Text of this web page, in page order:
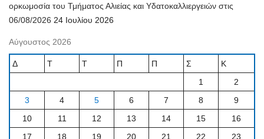
ορκωμοσία του Τμήματος Αλιείας και Υδατοκαλλιεργειών στις
06/08/2026 24 Ιουλίου 2026
Αύγουστος 2026
Δ Τ Τ Π Π Σ
Κ
1
2
3
4 5 6 7 8
9
10
11 12 13 14 15
16
17
18 19 20 21 22
23